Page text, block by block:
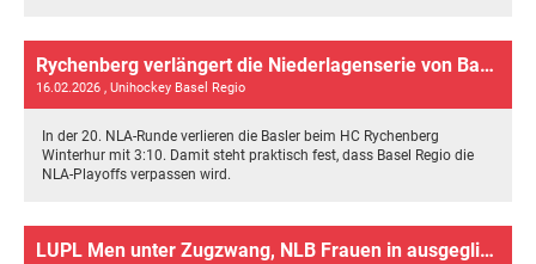
Rychenberg verlängert die Niederlagenserie von Basel Regio
16.02.2026 , Unihockey Basel Regio
In der 20. NLA-Runde verlieren die Basler beim HC Rychenberg
Winterhur mit 3:10. Damit steht praktisch fest, dass Basel Regio die
NLA-Playoffs verpassen wird.
LUPL Men unter Zugzwang, NLB Frauen in ausgeglichener Playoffserie